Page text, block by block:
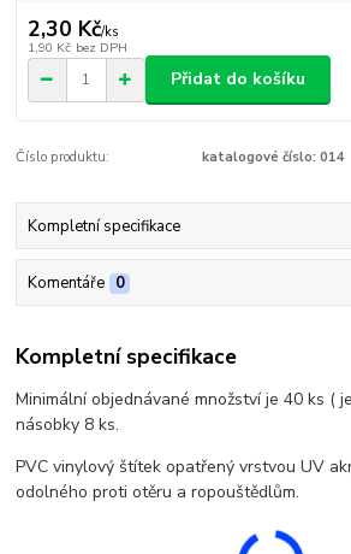
2,30 Kč/ks
1,90 Kč bez DPH
Přidat do košíku
Číslo produktu: katalogové číslo: 014
Kompletní specifikace
Komentáře 0
Kompletní specifikace
Minimální objednávané množství je 40 ks (
násobky 8 ks.
PVC vinylový štítek opatřený vrstvou UV
odolného proti otěru a ropouštědlům.